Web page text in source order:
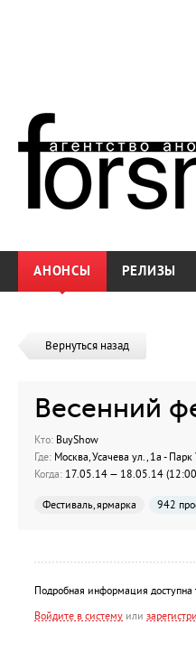
АНОНСЫ РЕЛИЗЫ
Вернуться назад
Весенний
Кто: BuyShow
Где: Москва, Усачева ул., 1а -
Когда: 17.05.14 — 18.05.14
Фестиваль, ярмарка 942
Подробная информация доступна
Войдите в систему или